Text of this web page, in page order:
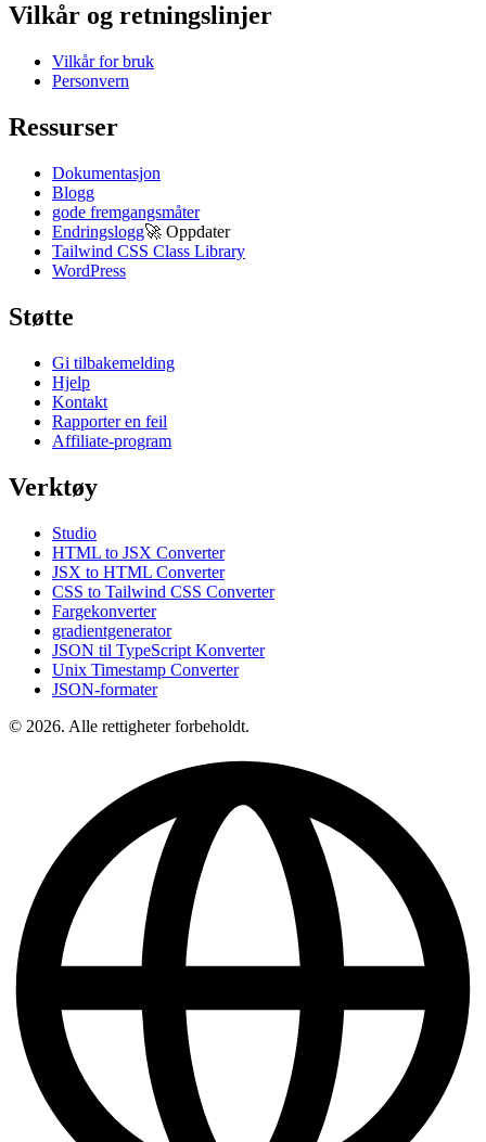
Vilkår og retningslinjer
Vilkår for bruk
Personvern
Ressurser
Dokumentasjon
Blogg
gode fremgangsmåter
Endringslogg🚀 Oppdater
Tailwind CSS Class Library
WordPress
Støtte
Gi tilbakemelding
Hjelp
Kontakt
Rapporter en feil
Affiliate-program
Verktøy
Studio
HTML to JSX Converter
JSX to HTML Converter
CSS to Tailwind CSS Converter
Fargekonverter
gradientgenerator
JSON til TypeScript Konverter
Unix Timestamp Converter
JSON-formater
© 2026. Alle rettigheter forbeholdt.